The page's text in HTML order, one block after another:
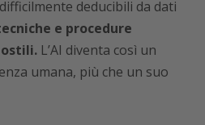
deducibili da dati
e procedure
L’AI diventa così un
umana, più che un suo